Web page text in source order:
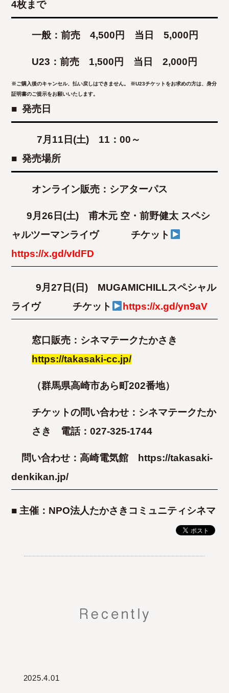
4枚まで
一般：前売 4,500円 当日 5,000円
U23：前売 1,500円 当日 2,000円
※ご購入後のキャンセル、払い戻しはできません。
※U23チケットをお求めの方は、身分
証明書のご提示をお願いいたします。
■ 発売日
7月11日(土) 11：00～
■ 発売場所
オンライン販売：シアターパス
9月26日(土) 甫木元 空・前野健太 スペシ
ャルツーマンライヴ
チケット
https://x.gd/vIdFD
9月27日(日) MUGAMICHILLスペシャル
ライヴ
チケット https://x.gd/yn9aV
窓口販売：シネマテークたかさき
https://takasaki-cc.jp/
（群馬県高崎市あら町202番地）
チケットの問い合わせ：シネマテークたか
さき 電話：027-325-1744
問い合わせ：高崎電気館
https://takasaki-
denkikan.jp/
■ 主催：NPO法人たかさきコミュニティシネマ
2025.4.01